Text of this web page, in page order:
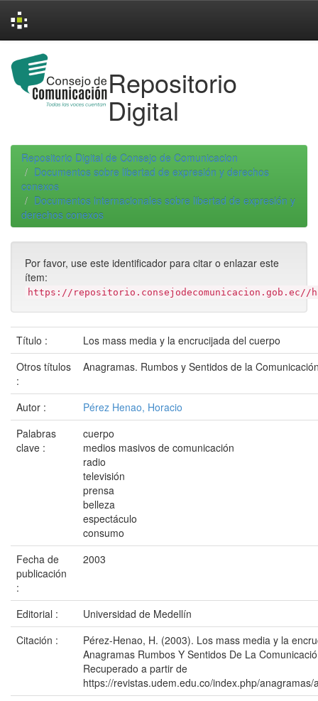
navigation
Repositorio
Digital
Repositorio Digital de Consejo de Comunicacion
Documentos sobre libertad de expresión y derechos
conexos
Documentos internacionales sobre libertad de expresión y
derechos conexos
Por favor, use este identificador para citar o enlazar este
ítem:
https://repositorio.consejodecomunicacion.gob.ec//
Título :
Los mass media y la encrucijada del cuerpo
Otros títulos
:
Anagramas. Rumbos y Sentidos de la
Autor :
Pérez Henao, Horacio
Palabras
clave :
cuerpo
medios masivos de comunicación
radio
televisión
prensa
belleza
espectáculo
consumo
Fecha de
publicación
:
2003
Editorial :
Universidad de Medellín
Citación :
Pérez-Henao, H. (2003). Los mass media y la
Anagramas Rumbos Y Sentidos De La
Recuperado a partir de
https://revistas.udem.edu.co/index.php/anagramas/